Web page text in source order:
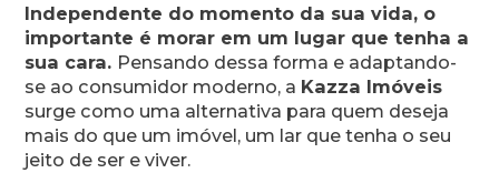
Independente do momento da sua vida, o
importante é morar em um lugar que tenha a
sua cara. Pensando dessa forma e adaptando-
se ao consumidor moderno, a Kazza Imóveis
surge como uma alternativa para quem deseja
mais do que um imóvel, um lar que tenha o seu
jeito de ser e viver.